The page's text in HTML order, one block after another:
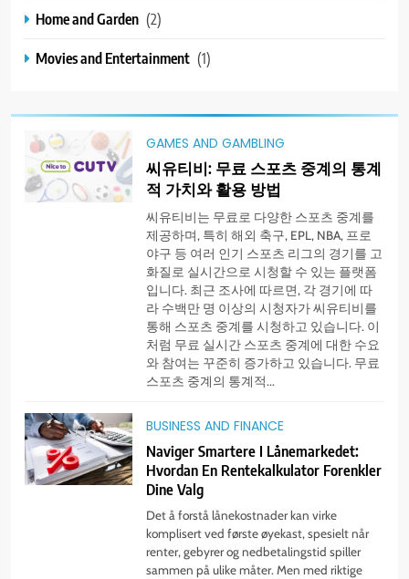
Home and Garden (2)
Movies and Entertainment (1)
GAMES AND GAMBLING
씨유티비: 무료 스포츠 중계의 통계
적 가치와 활용 방법
씨유티비는 무료로 다양한 스포츠 중계를
제공하며, 특히 해외 축구, EPL, NBA, 프로
야구 등 여러 인기 스포츠 리그의 경기를 고
화질로 실시간으로 시청할 수 있는 플랫폼
입니다. 최근 조사에 따르면, 각 경기에 따
라 수백만 명 이상의 시청자가 씨유티비를
통해 스포츠 중계를 시청하고 있습니다. 이
처럼 무료 실시간 스포츠 중계에 대한 수요
와 참여는 꾸준히 증가하고 있습니다. 무료
스포츠 중계의 통계적...
BUSINESS AND FINANCE
Naviger Smartere I Lånemarkedet:
Hvordan En Rentekalkulator Forenkler
Dine Valg
Det å forstå lånekostnader kan virke
komplisert ved første øyekast, spesielt når
renter, gebyrer og nedbetalingstid spiller
sammen på ulike måter. Men med riktige